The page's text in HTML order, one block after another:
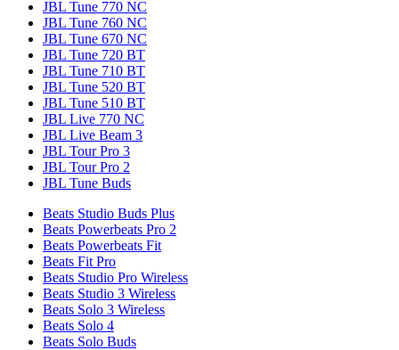
JBL Tune 770 NC
JBL Tune 760 NC
JBL Tune 670 NC
JBL Tune 720 BT
JBL Tune 710 BT
JBL Tune 520 BT
JBL Tune 510 BT
JBL Live 770 NC
JBL Live Beam 3
JBL Tour Pro 3
JBL Tour Pro 2
JBL Tune Buds
Beats Studio Buds Plus
Beats Powerbeats Pro 2
Beats Powerbeats Fit
Beats Fit Pro
Beats Studio Pro Wireless
Beats Studio 3 Wireless
Beats Solo 3 Wireless
Beats Solo 4
Beats Solo Buds